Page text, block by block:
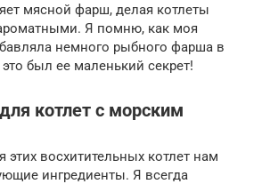
мясной фарш, делая котлеты
Я помню, как моя
немного рыбного фарша в
был ее маленький секрет!
котлет с морским
этих восхитительных котлет нам
ингредиенты. Я всегда